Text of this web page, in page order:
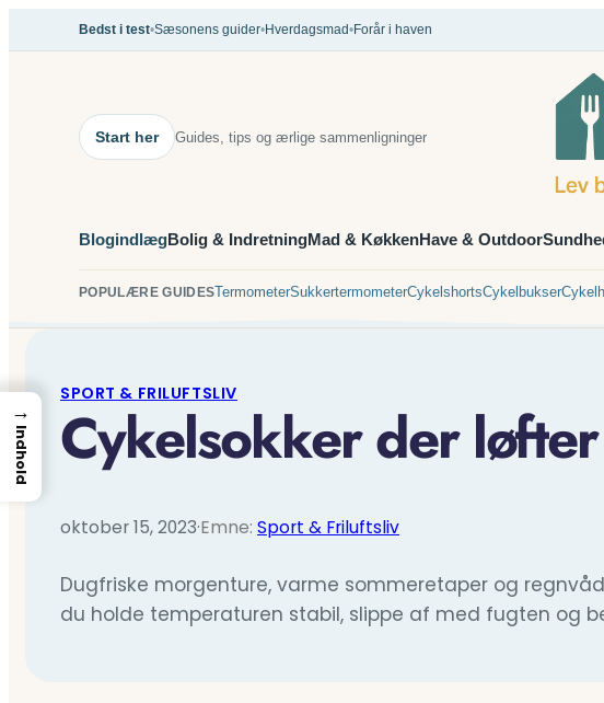
til
Bedst i test•Sæsonens guider•Hverdagsmad•Forår i haven
Start her Guides, tips og ærlige sammenligninger
BlogindlægBolig & IndretningMad & KøkkenHave & Outdoor
POPULÆRE GUIDESTermometerSukkertermometerCykelshortsCykelbukser
SPORT & FRILUFTSLIV
Cykelsokker der
oktober 15, 2023·Emne: Sport & Friluftsliv
Dugfriske morgenture, varme sommeretaper og
du holde temperaturen stabil, slippe af med fugten og
→
Indhold